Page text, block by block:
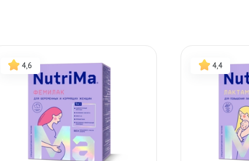
4,6 4,4